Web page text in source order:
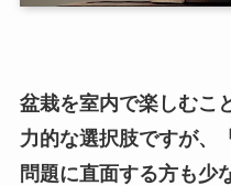
盆栽を室内で楽しむこ
力的な選択肢ですが、
問題に直面する方も少